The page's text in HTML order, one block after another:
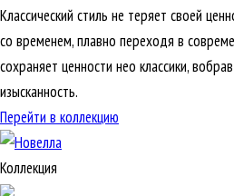
Классический стиль не теряет своей
со временем, плавно переходя в
сохраняет ценности нео классики,
изысканность.
Перейти в коллекцию
Коллекция